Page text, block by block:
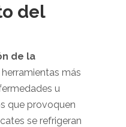
del
de la
más
u
que provoquen
se refrigeran